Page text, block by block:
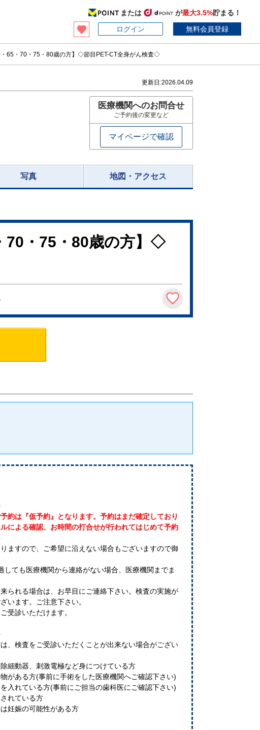
または が最大3.5%貯まる！
ログイン
無料会員登録
65・70・75・80歳の方】◇節目PET-CT全身がん検査◇
更新日:2026.04.09
医療機関へのお問合せ
ご予約後の変更など
マイページで確認
写真 地図・アクセス
70・75・80歳の方】◇
約は『仮予約』となります。予約はまだ確定しており
による確認、お時間の打合せが行われてはじめて予約
ますので、ご希望に沿えない場合もございますので御
ても医療機関から連絡がない場合、医療機関までま
られる場合は、お早目にご連絡下さい。検査の実施が
います。ご注意下さい。
受診いただけます。
、検査をご受診いただくことが出来ない場合がござい
細動器、刺激電極など身につけている方
がある方(事前に手術をした医療機関へご確認下さい)
入れている方(事前にご担当の歯科医にご確認下さい)
れている方
妊娠の可能性がある方